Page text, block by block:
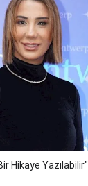
Hikaye Yazılabilir"